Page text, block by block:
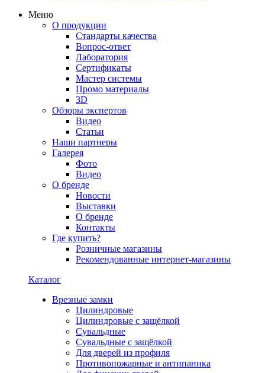
Меню
О продукции
Стандарты качества
Вопрос-ответ
Лаборатория
Сертификаты
Мастер системы
Промо материалы
3D
Обзоры экспертов
Видео
Статьи
Наши партнеры
Галерея
Фото
Видео
О бренде
Новости
Выставки
О бренде
Контакты
Где купить?
Розничные магазины
Рекомендованные интернет-магазины
Каталог
Врезные замки
Цилиндровые
Цилиндровые с защёлкой
Сувальдные
Сувальдные с защёлкой
Для дверей из профиля
Противопожарные и антипаника